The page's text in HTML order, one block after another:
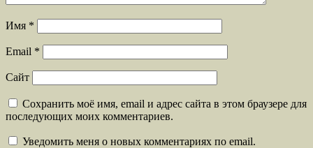
Имя *
Email *
Сайт
Сохранить моё имя, email и адрес сайта в этом браузере для
последующих моих комментариев.
Уведомить меня о новых комментариях по email.